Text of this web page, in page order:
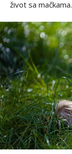
život sa mačkama.